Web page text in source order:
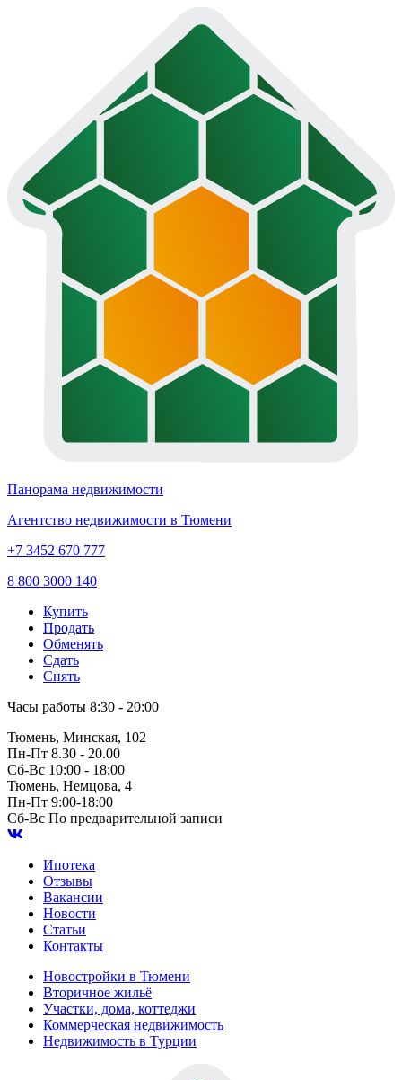
Панорама недвижимости
Агентство недвижимости в Тюмени
+7 3452 670 777
8 800 3000 140
Купить
Продать
Обменять
Сдать
Снять
Часы работы 8:30 - 20:00
Тюмень, Минская, 102
Пн-Пт 8.30 - 20.00
Сб-Вс 10:00 - 18:00
Тюмень, Немцова, 4
Пн-Пт 9:00-18:00
Сб-Вс По предварительной записи
Ипотека
Отзывы
Вакансии
Новости
Статьи
Контакты
Новостройки в Тюмени
Вторичное жильё
Участки, дома, коттеджи
Коммерческая недвижимость
Недвижимость в Турции